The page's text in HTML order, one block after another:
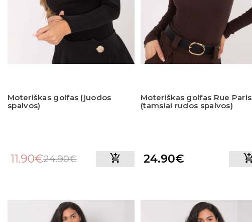
Moteriškas golfas (juodos
spalvos)
11.90€24.90€
Moteriškas golfas Rue Paris
(tamsiai rudos spalvos)
24.90€